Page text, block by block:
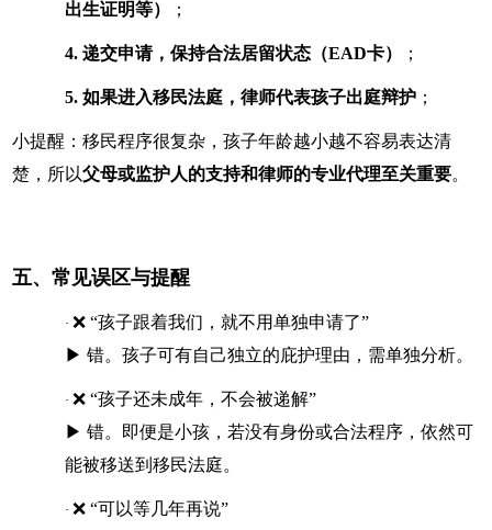
出生证明等）
；
4.递交申请，保持合法居留状态（EAD卡） ；
5.如果进入移民法庭，律师代表孩子出庭辩护 ；
小提醒：移民程序很复杂，孩子年龄越小越不容易表达清
楚，所以父母或监护人的支持和律师的专业代理至关重要。
五、常见误区与提醒
·❌ “孩子跟着我们，就不用单独申请了”
▶ 错。孩子可有自己独立的庇护理由，需单独分析。
·❌ “孩子还未成年，不会被递解”
▶ 错。即便是小孩，若没有身份或合法程序，依然可
能被移送到移民法庭。
·❌ “可以等几年再说”